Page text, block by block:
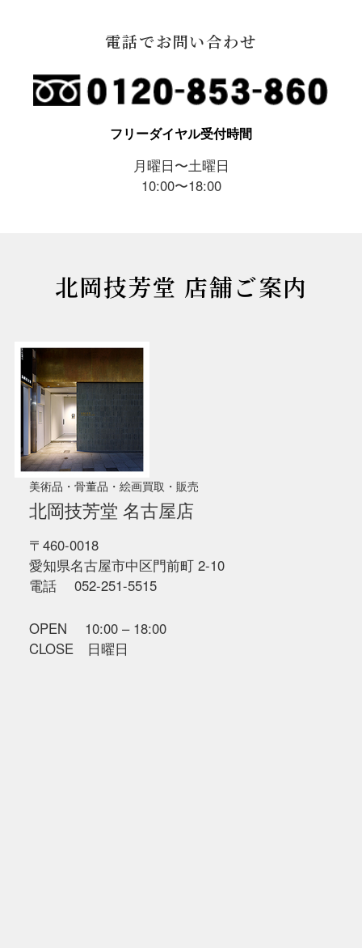
電話でお問い合わせ
フリーダイヤル受付時間
月曜日〜土曜日
10:00〜18:00
北岡技芳堂 店舗ご案内
美術品・骨董品・絵画買取・販売
北岡技芳堂 名古屋店
〒460-0018
愛知県名古屋市中区門前町 2-10
電話 052-251-5515
OPEN 10:00 – 18:00
CLOSE 日曜日